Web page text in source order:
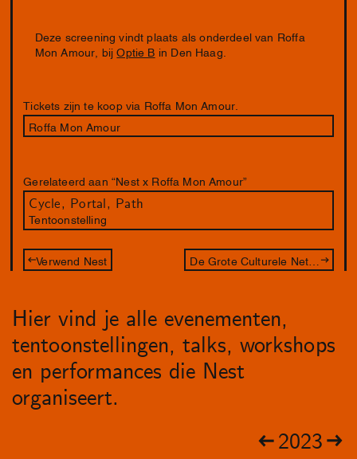
Deze screening vindt plaats als onderdeel van Roffa
Mon Amour, bijOptie B in Den Haag.
Tickets zijn te koop via Roffa Mon Amour.
Roffa Mon Amour
Gerelateerd aan “Nest x Roffa Mon Amour”
Cycle, Portal, Path
Tentoonstelling
Verwend Nest
Hier vind je alle evenementen,
tentoonstellingen, talks, workshops
en performances die Nest
organiseert.
2023